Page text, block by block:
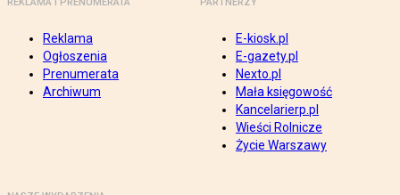
Reklama
Ogłoszenia
Prenumerata
Archiwum
E-kiosk.pl
E-gazety.pl
Nexto.pl
Mała księgowość
Kancelarierp.pl
Wieści Rolnicze
Życie Warszawy